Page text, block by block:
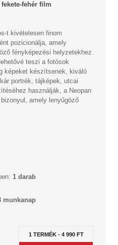
fehér film
t kivételesen finom
pozicionálja, amely
fényképezési helyzetekhez.
teszi a fotósok
képeket készítsenek, kiváló
portrék, tájképek, utcai
használják, a Neopan
amely lenyűgöző
1 darab
munkanap
1 TERMÉK- 4 990FT